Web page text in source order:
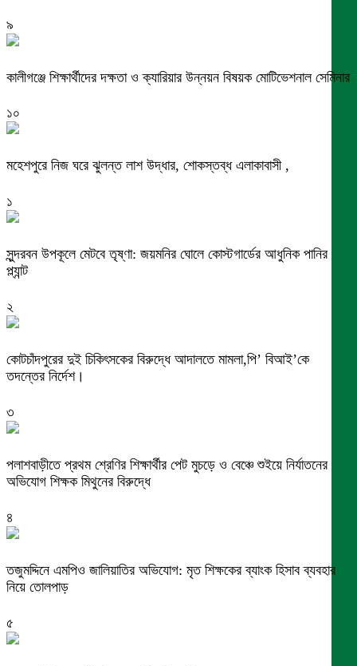
৯
কালীগঞ্জে শিক্ষার্থীদের দক্ষতা ও ক্যারিয়ার উন্নয়ন বিষয়ক মোটিভেশনাল সেমিনার
১০
মহেশপুরে নিজ ঘরে ঝুলন্ত লাশ উদ্ধার, শোকস্তব্ধ এলাকাবাসী ,
১
সুন্দরবন উপকূলে মেটবে তৃষ্ণা: জয়মনির ঘোলে কোস্টগার্ডের আধুনিক পানির
প্ল্যান্ট
২
কোটচাঁদপুরের দুই চিকিৎসকের বিরুদ্ধে আদালতে মামলা,পি’ বিআই’কে
তদন্তের নির্দেশ।
৩
পলাশবাড়ীতে প্রথম শ্রেণির শিক্ষার্থীর পেট মুচড়ে ও বেঞ্চে শুইয়ে নির্যাতনের
অভিযোগ শিক্ষক মিথুনের বিরুদ্ধে
৪
তজুমদ্দিনে এমপিও জালিয়াতির অভিযোগ: মৃত শিক্ষকের ব্যাংক হিসাব ব্যবহার
নিয়ে তোলপাড়
৫